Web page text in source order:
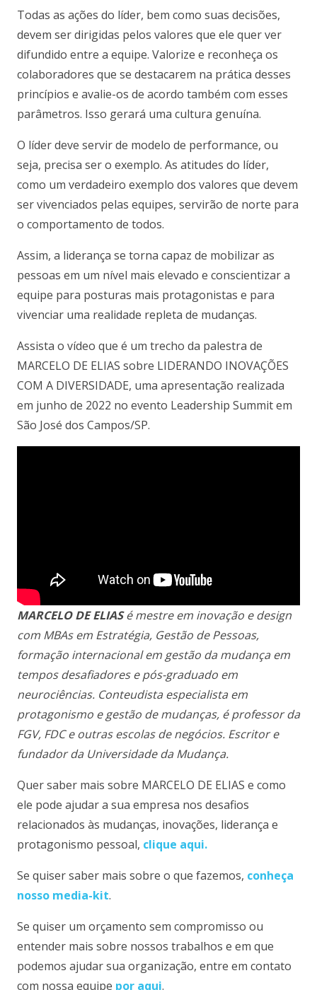
Todas as ações do líder, bem como suas decisões,
devem ser dirigidas pelos valores que ele quer ver
difundido entre a equipe. Valorize e reconheça os
colaboradores que se destacarem na prática desses
princípios e avalie-os de acordo também com esses
parâmetros. Isso gerará uma cultura genuína.
O líder deve servir de modelo de performance, ou
seja, precisa ser o exemplo. As atitudes do líder,
como um verdadeiro exemplo dos valores que devem
ser vivenciados pelas equipes, servirão de norte para
o comportamento de todos.
Assim, a liderança se torna capaz de mobilizar as
pessoas em um nível mais elevado e conscientizar a
equipe para posturas mais protagonistas e para
vivenciar uma realidade repleta de mudanças.
Assista o vídeo que é um trecho da palestra de
MARCELO DE ELIAS sobre LIDERANDO INOVAÇÕES
COM A DIVERSIDADE, uma apresentação realizada
em junho de 2022 no evento Leadership Summit em
São José dos Campos/SP.
MARCELO DE ELIASé mestre em inovação e design
com MBAs em Estratégia, Gestão de Pessoas,
formação internacional em gestão da mudança em
tempos desafiadores e pós-graduado em
neurociências. Conteudista especialista em
protagonismo e gestão de mudanças, é professor da
FGV, FDC e outras escolas de negócios. Escritor e
fundador da Universidade da Mudança.
Quer saber mais sobre MARCELO DE ELIAS e como
ele pode ajudar a sua empresa nos desafios
relacionados às mudanças, inovações, liderança e
protagonismo pessoal, clique aqui.
Se quiser saber mais sobre o que fazemos, conheça
nosso media-kit.
Se quiser um orçamento sem compromisso ou
entender mais sobre nossos trabalhos e em que
podemos ajudar sua organização, entre em contato
com nossa equipe por aqui.